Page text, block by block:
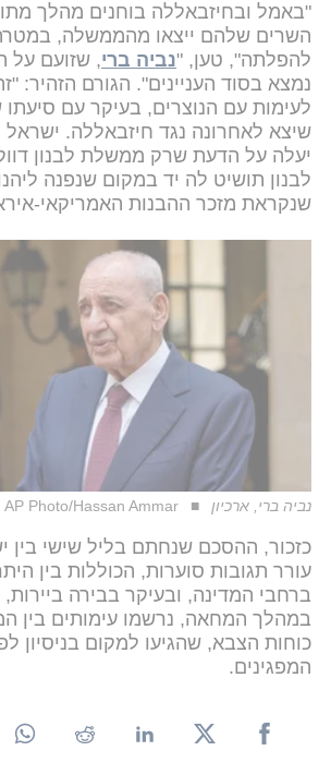
"באמל ובחיזבאללה בוחנים מהלך
השרים שלהם ייצאו מהממשלה,
להפלתה", טען, "נביה ברי, שזועם על
נמצא בסוד העניינים". הגורם הזהיר:
לעימות עם הנוצרים, בעיקר עם
שיצא לאחרונה נגד חיזבאללה. ישראל
יעלה על הדעת שרק ממשלת לבנון
לבנון תושיט לה יד במקום שנפנה
שנקראת מזכר ההבנות האמריקאי-
נביה ברי, ארכיון AP Photo/Hassan Ammar
כזכור, ההסכם שנחתם בליל שישי בין
עורר תגובות סוערות, הכוללות בין
ברחבי המדינה, ובעיקר בבירה
במהלך המחאה, נרשמו עימותים בין
כוחות הצבא, שהגיעו למקום בניסיון
המפגינים.